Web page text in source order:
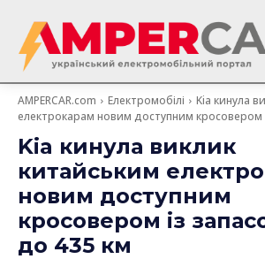
AMPERCAR.com Електромобілі
Kia кинула
електрокарам новим доступним кросовером
Kia кинула виклик
китайським
новим доступним
кросовером із
до 435 км